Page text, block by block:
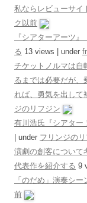
私ならレビューサイ
ク以前
『シアターアーツ
る 13 views under
チケットノルマは自
るまでは必要だが、
れば、勇気を出して
ジのリフジン
有川浩氏『シアター
under フリンジの
演劇の創客について
代表作を紹介する 9
「のだめ」演奏シ
前